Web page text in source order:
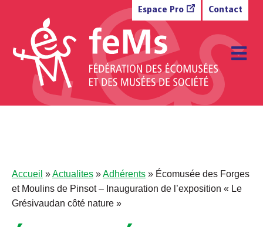
Espace Pro Contact
Accueil »Actualites »Adhérents » Écomusée des Forges
et Moulins de Pinsot – Inauguration de l’exposition « Le
Grésivaudan côté nature »